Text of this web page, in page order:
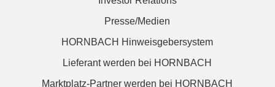
Presse/Medien
HORNBACH Hinweisgebersystem
Lieferant werden bei HORNBACH
Marktplatz-Partner werden bei HORNBACH